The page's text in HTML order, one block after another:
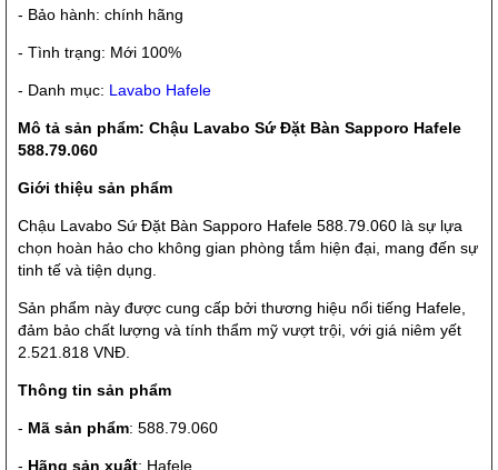
- Bảo hành: chính hãng
- Tình trạng: Mới 100%
- Danh mục: Lavabo Hafele
Mô tả sản phẩm: Chậu Lavabo Sứ Đặt Bàn Sapporo Hafele
588.79.060
Giới thiệu sản phẩm
Chậu Lavabo Sứ Đặt Bàn Sapporo Hafele 588.79.060 là sự lựa
chọn hoàn hảo cho không gian phòng tắm hiện đại, mang đến sự
tinh tế và tiện dụng.
Sản phẩm này được cung cấp bởi thương hiệu nổi tiếng Hafele,
đảm bảo chất lượng và tính thẩm mỹ vượt trội, với giá niêm yết
2.521.818 VNĐ.
Thông tin sản phẩm
- Mã sản phẩm: 588.79.060
- Hãng sản xuất: Hafele